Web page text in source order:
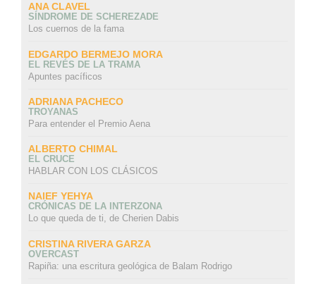
ANA CLAVEL
SÍNDROME DE SCHEREZADE
Los cuernos de la fama
EDGARDO BERMEJO MORA
EL REVÉS DE LA TRAMA
Apuntes pacíficos
ADRIANA PACHECO
TROYANAS
Para entender el Premio Aena
ALBERTO CHIMAL
EL CRUCE
HABLAR CON LOS CLÁSICOS
NAIEF YEHYA
CRÓNICAS DE LA INTERZONA
Lo que queda de ti, de Cherien Dabis
CRISTINA RIVERA GARZA
OVERCAST
Rapiña: una escritura geológica de Balam Rodrigo